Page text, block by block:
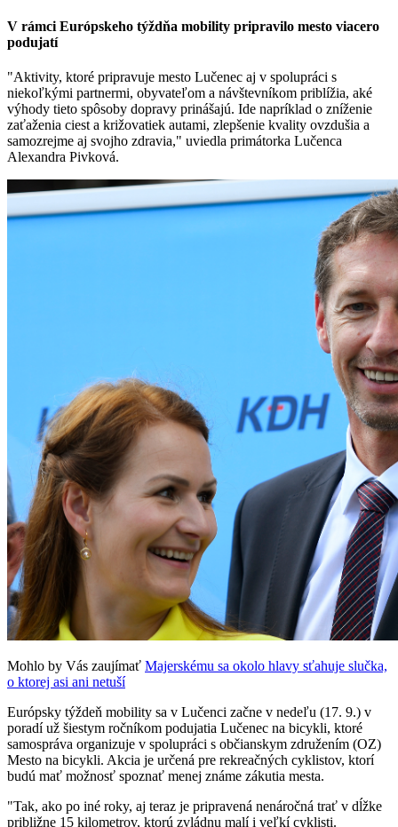
V rámci Európskeho týždňa mobility pripravilo mesto viacero
podujatí
"Aktivity, ktoré pripravuje mesto Lučenec aj v spolupráci s
niekoľkými partnermi, obyvateľom a návštevníkom priblížia, aké
výhody tieto spôsoby dopravy prinášajú. Ide napríklad o zníženie
zaťaženia ciest a križovatiek autami, zlepšenie kvality ovzdušia a
samozrejme aj svojho zdravia," uviedla primátorka Lučenca
Alexandra Pivková.
Mohlo by Vás zaujímať Majerskému sa okolo hlavy sťahuje slučka,
o ktorej asi ani netuší
Európsky týždeň mobility sa v Lučenci začne v nedeľu (17. 9.) v
poradí už šiestym ročníkom podujatia Lučenec na bicykli, ktoré
samospráva organizuje v spolupráci s občianskym združením (OZ)
Mesto na bicykli. Akcia je určená pre rekreačných cyklistov, ktorí
budú mať možnosť spoznať menej známe zákutia mesta.
"Tak, ako po iné roky, aj teraz je pripravená nenáročná trať v dĺžke
približne 15 kilometrov, ktorú zvládnu malí i veľkí cyklisti.